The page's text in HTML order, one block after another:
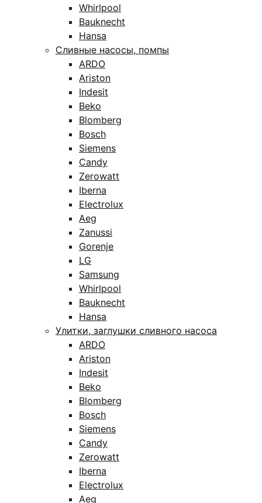
Whirlpool
Bauknecht
Hansa
Сливные насосы, помпы
ARDO
Ariston
Indesit
Beko
Blomberg
Bosch
Siemens
Candy
Zerowatt
Iberna
Electrolux
Aeg
Zanussi
Gorenje
LG
Samsung
Whirlpool
Bauknecht
Hansa
Улитки, заглушки сливного насоса
ARDO
Ariston
Indesit
Beko
Blomberg
Bosch
Siemens
Candy
Zerowatt
Iberna
Electrolux
Aeg